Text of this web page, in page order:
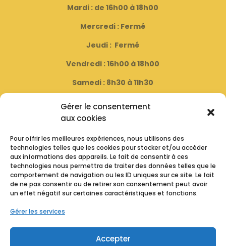
Gérer le consentement
aux cookies
Pour offrir les meilleures expériences, nous utilisons des
technologies telles que les cookies pour stocker et/ou accéder
aux informations des appareils. Le fait de consentir à ces
technologies nous permettra de traiter des données telles que le
comportement de navigation ou les ID uniques sur ce site. Le fait
de ne pas consentir ou de retirer son consentement peut avoir
un effet négatif sur certaines caractéristiques et fonctions.
Gérer les services
Accepter
Mardi : de 16h00 à 18h00
Mercredi : Fermé
Jeudi : Fermé
Vendredi : 16h00 à 18h00
Samedi : 8h30 à 11h30
( Fermé le dernier samedi du mois )
Horaire D’été
Lundi : Fermé
Mardi : de 16h00 à 19h00
Mercredi : Fermé
Vendredi : 16h00 à 19h00